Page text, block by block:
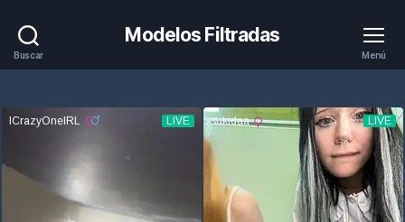
Buscar
Modelos Filtradas
Menú